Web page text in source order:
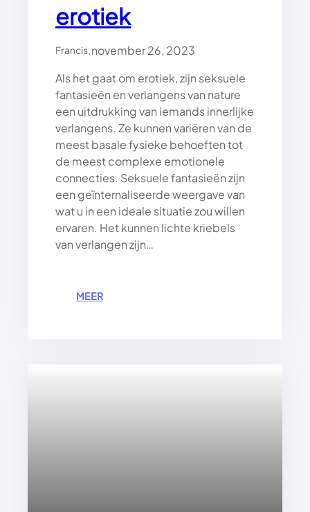
erotiek
Francis.november 26, 2023
Als het gaat om erotiek, zijn seksuele
fantasieën en verlangens van nature
een uitdrukking van iemands innerlijke
verlangens. Ze kunnen variëren van de
meest basale fysieke behoeften tot
de meest complexe emotionele
connecties. Seksuele fantasieën zijn
een geïnternaliseerde weergave van
wat u in een ideale situatie zou willen
ervaren. Het kunnen lichte kriebels
van verlangen zijn…
MEER: